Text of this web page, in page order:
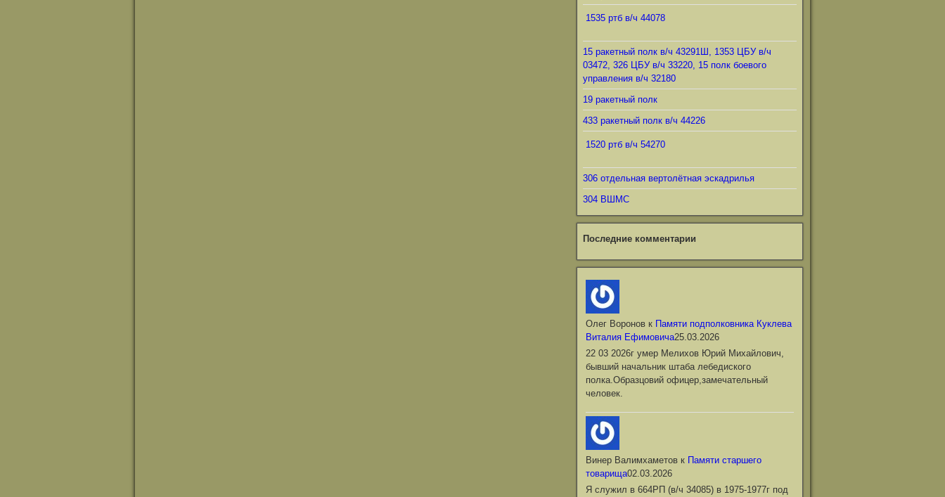
1535 ртб в/ч 44078
15 ракетный полк в/ч 43291Ш, 1353 ЦБУ в/ч
03472, 326 ЦБУ в/ч 33220, 15 полк боевого
управления в/ч 32180
19 ракетный полк
433 ракетный полк в/ч 44226
1520 ртб в/ч 54270
306 отдельная вертолётная эскадрилья
304 ВШМС
Последние комментарии
Олег Вороновк Памяти подполковника Куклева
Виталия Ефимовича25.03.2026
22 03 2026г умер Мелихов Юрий Михайлович,
бывший начальник штаба лебедиского
полка.Образцовий офицер,замечательный
человек.
Винер Валимхаметовк Памяти старшего
товарища02.03.2026
Я служил в 664РП (в/ч 34085) в 1975-1977г под